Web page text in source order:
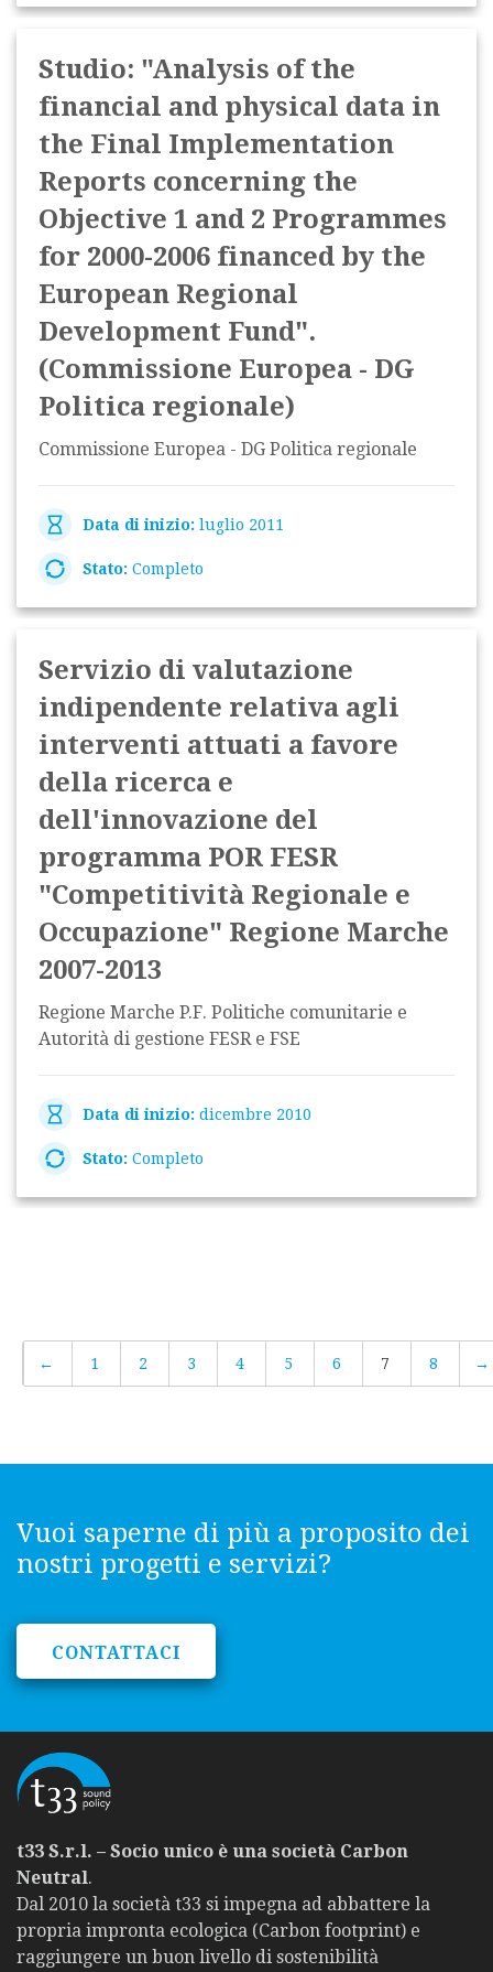
Studio: "Analysis of the
financial and physical data in
the Final Implementation
Reports concerning the
Objective 1 and 2 Programmes
for 2000-2006 financed by the
European Regional
Development Fund".
(Commissione Europea - DG
Politica regionale)
Commissione Europea - DG Politica regionale
Data di inizio: luglio 2011
Stato: Completo
Servizio di valutazione
indipendente relativa agli
interventi attuati a favore
della ricerca e
dell'innovazione del
programma POR FESR
"Competitività Regionale e
Occupazione" Regione Marche
2007-2013
Regione Marche P.F. Politiche comunitarie e
Autorità di gestione FESR e FSE
Data di inizio: dicembre 2010
Stato: Completo
← 1 2 3 4 5 6 7 8 →
Vuoi saperne di più a proposito dei
nostri progetti e servizi?
CONTATTACI
t33 S.r.l. – Socio unico è una società Carbon
Neutral.
Dal 2010 la società t33 si impegna ad abbattere la
propria impronta ecologica (Carbon footprint) e
raggiungere un buon livello di sostenibilità